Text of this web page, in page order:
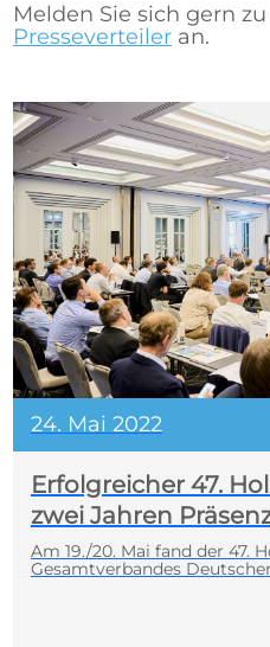
Melden Sie sich gern
Presseverteileran.
24. Mai 2022
Erfolgreicher 47.
zwei Jahren
Am 19./20. Mai fand der 47.
Gesamtverbandes